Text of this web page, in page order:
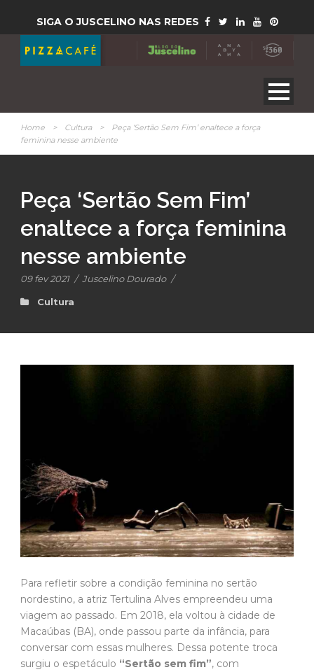
SIGA O JUSCELINO NAS REDES
Home > Cultura >
Peça ‘Sertão Sem Fim’ enaltece a força
feminina nesse ambiente
Peça ‘Sertão Sem Fim’
enaltece a força feminina
nesse ambiente
09 fev 2021 / Juscelino Dourado /
Cultura
Para refletir sobre a condição feminina no sertão
nordestino, a atriz Tertulina Alves empreendeu uma
viagem ao passado. Em 2018, ela voltou à cidade de
Macaúbas (BA), onde passou parte da infância, para
conversar com essas mulheres. Dessa potente troca
surgiu o espetáculo “Sertão sem fim”, com